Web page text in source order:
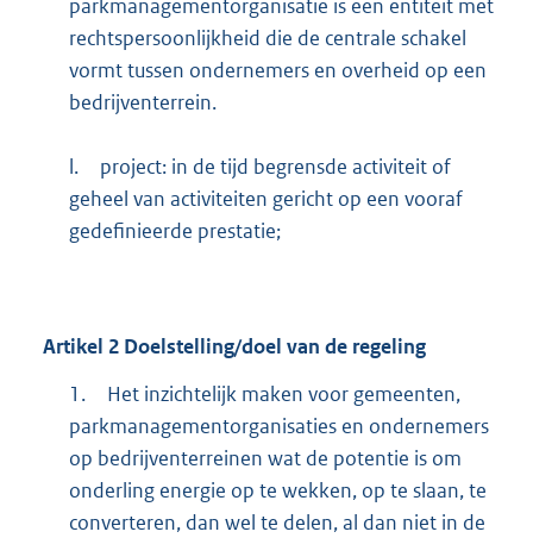
parkmanagementorganisatie is een entiteit met
rechtspersoonlijkheid die de centrale schakel
vormt tussen ondernemers en overheid op een
bedrijventerrein.
l.
project: in de tijd begrensde activiteit of
geheel van activiteiten gericht op een vooraf
gedefinieerde prestatie;
Artikel 2 Doelstelling/doel van de regeling
1.
Het inzichtelijk maken voor gemeenten,
parkmanagementorganisaties en ondernemers
op bedrijventerreinen wat de potentie is om
onderling energie op te wekken, op te slaan, te
converteren, dan wel te delen, al dan niet in de